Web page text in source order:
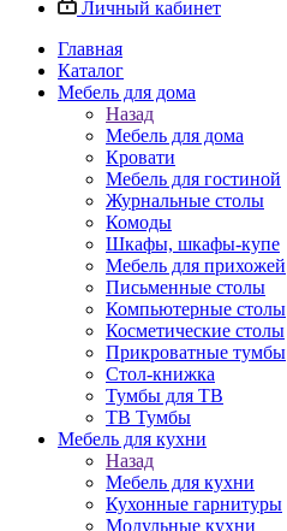
Личный кабинет
Главная
Каталог
Мебель для дома
Назад
Мебель для дома
Кровати
Мебель для гостиной
Журнальные столы
Комоды
Шкафы, шкафы-купе
Мебель для прихожей
Письменные столы
Компьютерные столы
Косметические столы
Прикроватные тумбы
Стол-книжка
Тумбы для ТВ
ТВ Тумбы
Мебель для кухни
Назад
Мебель для кухни
Кухонные гарнитуры
Модульные кухни